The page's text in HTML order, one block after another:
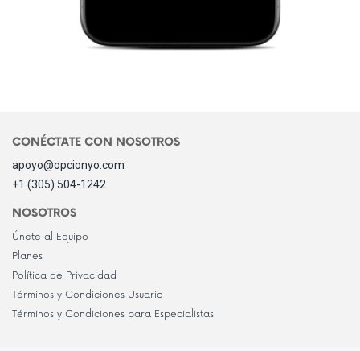
NOSOTROS
Únete al Equipo
Planes
Política de Privacidad
Términos y Condiciones Usuario
Términos y Condiciones para Especialistas
CONÉCTATE CON NOSOTROS
apoyo@opcionyo.com
+1 (305) 504-1242